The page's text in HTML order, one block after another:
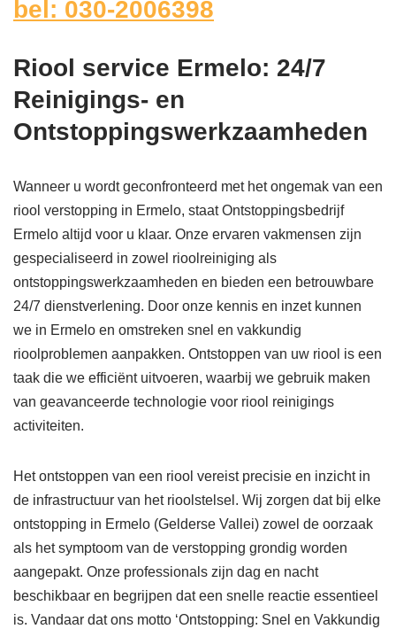
bel: 030-2006398
Riool service Ermelo: 24/7
Reinigings- en
Ontstoppingswerkzaamheden
Wanneer u wordt geconfronteerd met het ongemak van een
riool verstopping in Ermelo, staat Ontstoppingsbedrijf
Ermelo altijd voor u klaar. Onze ervaren vakmensen zijn
gespecialiseerd in zowel rioolreiniging als
ontstoppingswerkzaamheden en bieden een betrouwbare
24/7 dienstverlening. Door onze kennis en inzet kunnen
we in Ermelo en omstreken snel en vakkundig
rioolproblemen aanpakken. Ontstoppen van uw riool is een
taak die we efficiënt uitvoeren, waarbij we gebruik maken
van geavanceerde technologie voor riool reinigings
activiteiten.
Het ontstoppen van een riool vereist precisie en inzicht in
de infrastructuur van het rioolstelsel. Wij zorgen dat bij elke
ontstopping in Ermelo (Gelderse Vallei) zowel de oorzaak
als het symptoom van de verstopping grondig worden
aangepakt. Onze professionals zijn dag en nacht
beschikbaar en begrijpen dat een snelle reactie essentieel
is. Vandaar dat ons motto ‘Ontstopping: Snel en Vakkundig